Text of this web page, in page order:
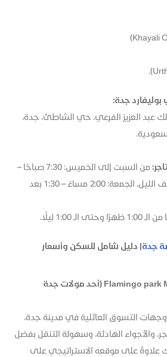
جدة:
عبد العزيز الفرعي، حي الشاطئ، جدة،
من السبت إلى الخميس: 7:30 صباحًا –
1:00 بعد منتصف الليل، الجمعة: 2:00 مساءً – 1:30 بعد
وحتى الـ 1:00 ليلًا.
جدة| دليل شامل للسكن وأسعار
فلامنجو بارك مول – Flamingo park Mall (أحد مولات جدة
وجهات التسوق العائلية في مدينة جدة،
والأجواء الهادئة، وسهولة التنقل بفضل
علاوةً على موقعه الاستراتيجي على